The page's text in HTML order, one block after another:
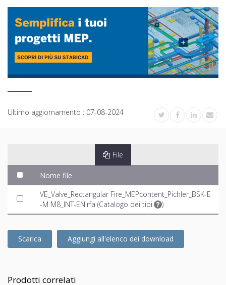
Ultimo aggiornamento : 07-08-2024
File
Nome file
VE_Valve_Rectangular Fire_MEPcontent_Pichler_BSK-E
-M M8_INT-EN.rfa (Catalogo dei tipi )
Scarica Aggiungi all'elenco dei download
Prodotti correlati